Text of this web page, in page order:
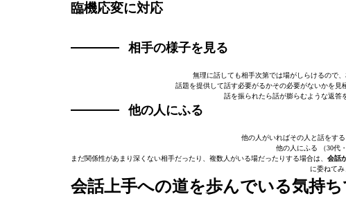
臨機応変に対応
相手の様子を見る
無理に話しても相手次第では場がしらけるので
話題を提供して話す必要がるかその必要がないかを見
話を振られたら話が膨らむような返答
他の人にふる
他の人がいればその人と話をす
他の人にふる （30代
まだ関係性があまり深くない相手だったり、複数人がいる場だったりする場合は、 会話
に委ねてみ
会話上手への道を歩んでいる気持